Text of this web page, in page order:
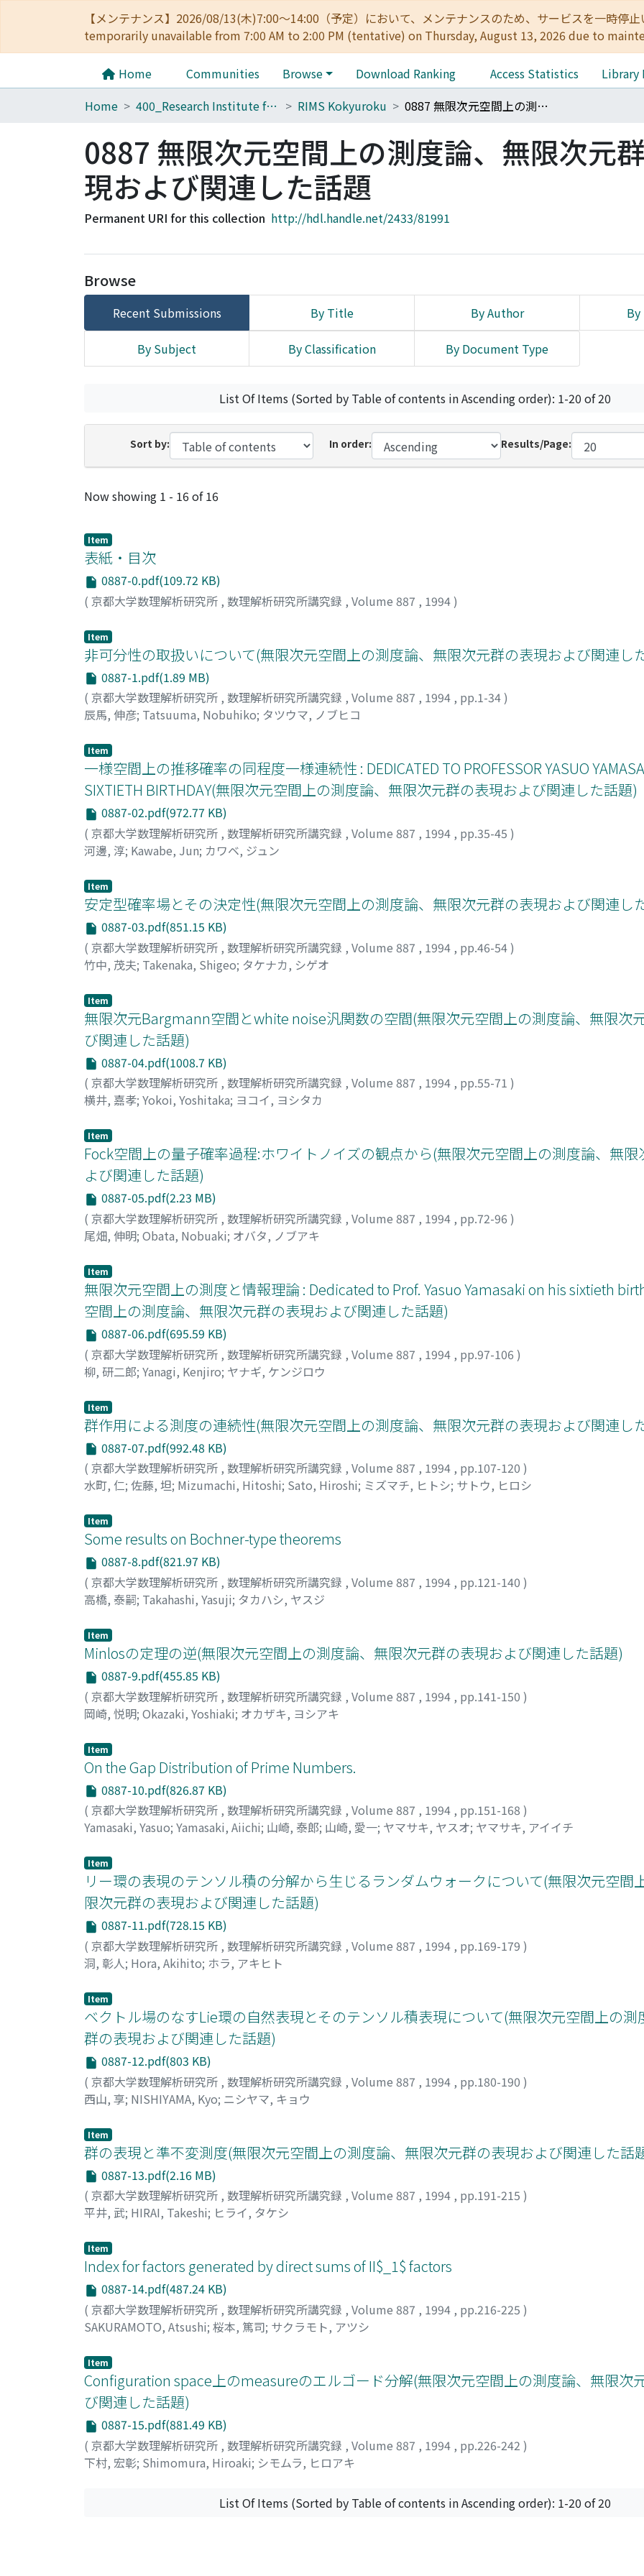
【メンテナンス】2026/08/13(木)7:00～14:00（予定）において、メンテナンスのため、サービスを一時
temporarily unavailable from 7:00 AM to 2:00 PM (tentative) on Thursday, August 13, 2026 due to
Home Communities Browse Download Ranking Access Statistics
Library
Home
400_Research Institute for Mathematical Sciences RIMS Kokyuroku 0887 無限次元空間上の測度論、無限次元群の 表現および関連した話題
0887 無限次元空間上の測度論、無限次元
現および関連した話題
Permanent URI for this collection http://hdl.handle.net/2433/81991
Browse
Recent Submissions By Title By Author By
By Subject By Classification By Document Type
List Of Items (Sorted by Table of contents in Ascending order): 1-20 of 20
Sort by: In order: Results/Page:
Recent Submissions
Now showing 1 - 16 of 16
Item
表紙・目次
0887-0.pdf(109.72 KB)
( 京都大学数理解析研究所 , 数理解析研究所講究録 , Volume 887 , 1994)
Item
非可分性の取扱いについて(無限次元空間上の測度論、無限次元群の表現および関連し
0887-1.pdf(1.89 MB)
( 京都大学数理解析研究所 , 数理解析研究所講究録 , Volume 887 , 1994 , pp.1-34)
辰馬, 伸彦; Tatsuuma, Nobuhiko; タツウマ, ノブヒコ
Item
一様空間上の推移確率の同程度一様連続性 : DEDICATED TO PROFESSOR YASUO
SIXTIETH BIRTHDAY(無限次元空間上の測度論、無限次元群の表現および関連した話題)
0887-02.pdf(972.77 KB)
( 京都大学数理解析研究所 , 数理解析研究所講究録 , Volume 887 , 1994 , pp.35-45 )
河邊, 淳; Kawabe, Jun; カワベ, ジュン
Item
安定型確率場とその決定性(無限次元空間上の測度論、無限次元群の表現および関連し
0887-03.pdf(851.15 KB)
( 京都大学数理解析研究所 , 数理解析研究所講究録 , Volume 887 , 1994 , pp.46-54)
竹中, 茂夫; Takenaka, Shigeo; タケナカ, シゲオ
Item
無限次元Bargmann空間とwhite noise汎関数の空間(無限次元空間上の測度論、無限次
び関連した話題)
0887-04.pdf(1008.7 KB)
( 京都大学数理解析研究所 , 数理解析研究所講究録 , Volume 887 , 1994 , pp.55-71 )
横井, 嘉孝; Yokoi, Yoshitaka; ヨコイ, ヨシタカ
Item
Fock空間上の量子確率過程:ホワイトノイズの観点から(無限次元空間上の測度論、無
よび関連した話題)
0887-05.pdf(2.23 MB)
( 京都大学数理解析研究所 , 数理解析研究所講究録 , Volume 887 , 1994 , pp.72-96 )
尾畑, 伸明; Obata, Nobuaki; オバタ, ノブアキ
Item
無限次元空間上の測度と情報理論 : Dedicated to Prof. Yasuo Yamasaki on his sixtieth
空間上の測度論、無限次元群の表現および関連した話題)
0887-06.pdf(695.59 KB)
( 京都大学数理解析研究所 , 数理解析研究所講究録 , Volume 887 , 1994 , pp.97-106 )
柳, 研二郎; Yanagi, Kenjiro; ヤナギ, ケンジロウ
Item
群作用による測度の連続性(無限次元空間上の測度論、無限次元群の表現および関連し
0887-07.pdf(992.48 KB)
( 京都大学数理解析研究所 , 数理解析研究所講究録 , Volume 887 , 1994 , pp.107-120 )
水町, 仁; 佐藤, 坦; Mizumachi, Hitoshi; Sato, Hiroshi; ミズマチ, ヒトシ; サトウ, ヒロシ
Item
Some results on Bochner-type theorems
0887-8.pdf(821.97 KB)
( 京都大学数理解析研究所 , 数理解析研究所講究録 , Volume 887 , 1994 , pp.121-140 )
高橋, 泰嗣; Takahashi, Yasuji; タカハシ, ヤスジ
Item
Minlosの定理の逆(無限次元空間上の測度論、無限次元群の表現および関連した話題)
0887-9.pdf(455.85 KB)
( 京都大学数理解析研究所 , 数理解析研究所講究録 , Volume 887 , 1994 , pp.141-150 )
岡崎, 悦明; Okazaki, Yoshiaki; オカザキ, ヨシアキ
Item
On the Gap Distribution of Prime Numbers.
0887-10.pdf(826.87 KB)
( 京都大学数理解析研究所 , 数理解析研究所講究録 , Volume 887 , 1994 , pp.151-168 )
Yamasaki, Yasuo; Yamasaki, Aiichi; 山崎, 泰郎; 山崎, 愛一; ヤマサキ, ヤスオ; ヤマサキ, アイイチ
Item
リー環の表現のテンソル積の分解から生じるランダムウォークについて(無限次元空間
限次元群の表現および関連した話題)
0887-11.pdf(728.15 KB)
( 京都大学数理解析研究所 , 数理解析研究所講究録 , Volume 887 , 1994 , pp.169-179 )
洞, 彰人; Hora, Akihito; ホラ, アキヒト
Item
ベクトル場のなすLie環の自然表現とそのテンソル積表現について(無限次元空間上の測
群の表現および関連した話題)
0887-12.pdf(803 KB)
( 京都大学数理解析研究所 , 数理解析研究所講究録 , Volume 887 , 1994 , pp.180-190 )
西山, 享; NISHIYAMA, Kyo; ニシヤマ, キョウ
Item
群の表現と準不変測度(無限次元空間上の測度論、無限次元群の表現および関連した話
0887-13.pdf(2.16 MB)
( 京都大学数理解析研究所 , 数理解析研究所講究録 , Volume 887 , 1994 , pp.191-215 )
平井, 武; HIRAI, Takeshi; ヒライ, タケシ
Item
Index for factors generated by direct sums of II$_1$ factors
0887-14.pdf(487.24 KB)
( 京都大学数理解析研究所 , 数理解析研究所講究録 , Volume 887 , 1994 , pp.216-225 )
SAKURAMOTO, Atsushi; 桜本, 篤司; サクラモト, アツシ
Item
Configuration space上のmeasureのエルゴード分解(無限次元空間上の測度論、無限次
び関連した話題)
0887-15.pdf(881.49 KB)
( 京都大学数理解析研究所 , 数理解析研究所講究録 , Volume 887 , 1994 , pp.226-242 )
下村, 宏彰; Shimomura, Hiroaki; シモムラ, ヒロアキ
List Of Items (Sorted by Table of contents in Ascending order): 1-20 of 20